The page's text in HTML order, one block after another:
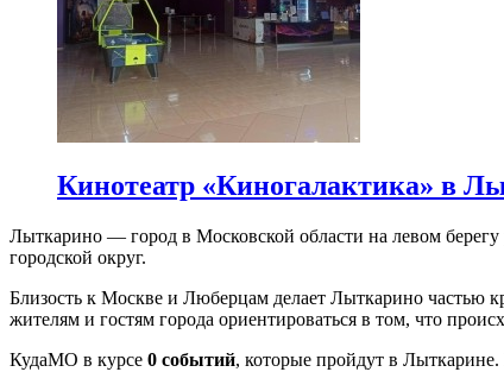
Кинотеатр «Киногалактика» в
Лыткарино — город в Московской области на левом
городской округ.
Близость к Москве и Люберцам делает Лыткарино частью
жителям и гостям города ориентироваться в том, что
КудаМО в курсе 0 событий, которые пройдут в Лыткарине.